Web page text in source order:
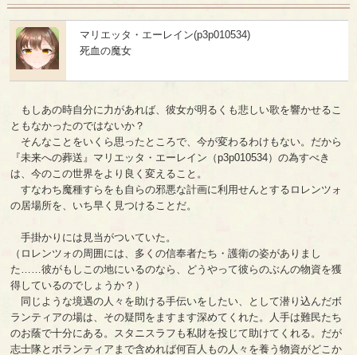
マリエッタ・エーレイン(p3p010534)
死血の魔女
もしあの時自分に力があれば、彼女が明るくも悲しい歌を響かせるこ
ともなかったのではないか？
そんなことをいくら思ったところで、今が変わるわけもない。だから
『未来への葬送』マリエッタ・エーレイン（p3p010534）の為すべき
は、今のこの世界をより良く変えること。
すなわち魔種すらをも自らの邪悪な計画に利用せんとするロレンツォ
の居場所を、いち早く見つけることだ。
手掛かりには見当がついていた。
（ロレンツォの周囲には、多くの信奉者たち・護衛の姿がありまし
た……彼がもしこの地にいるのなら、どうやって彼らのぶんの物資を獲
得しているのでしょうか？）
同じような境遇の人々を助ける手伝いをしたい、として潜り込んだボ
ランティアの場は、その疑問をますます深めてくれた。人手は難民たち
のお蔭で十分にある。スタニスラフも私財を投じて助けてくれる。だが
志士隊とボランティアまで含めれば何百人もの人々を養う物資がどこか